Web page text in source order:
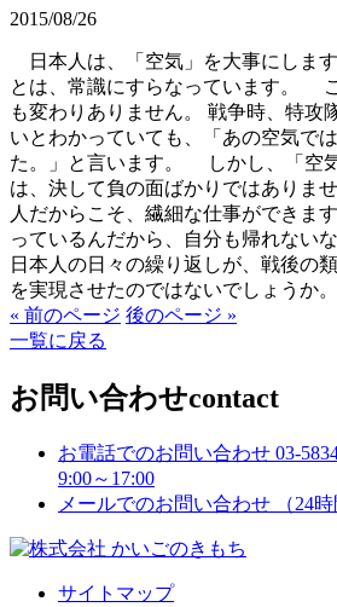
2015/08/26
日本人は、「空気」を大事にしま
とは、常識にすらなっています。
も変わりありません。 戦争時、特攻
いとわかっていても、「あの空気で
た。」と言います。 しかし、「空
は、決して負の面ばかりではありま
人だからこそ、繊細な仕事ができ
っているんだから、自分も帰れない
日本人の日々の繰り返しが、戦後の
を実現させたのではないでしょうか。
« 前のページ 後のページ »
一覧に戻る
お問い合わせcontact
お電話でのお問い合わせ 03-
9:00～17:00
メールでのお問い合わせ
（24
サイトマップ